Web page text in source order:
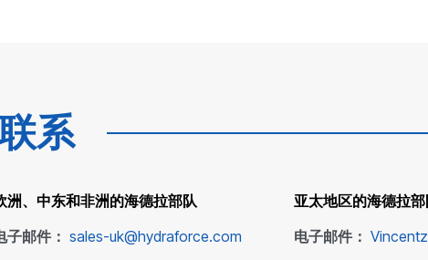
系
洲、中东和非洲的海德拉部队
子邮件： sales-uk@hydraforce.com
亚太地区的海德拉
电子邮件：